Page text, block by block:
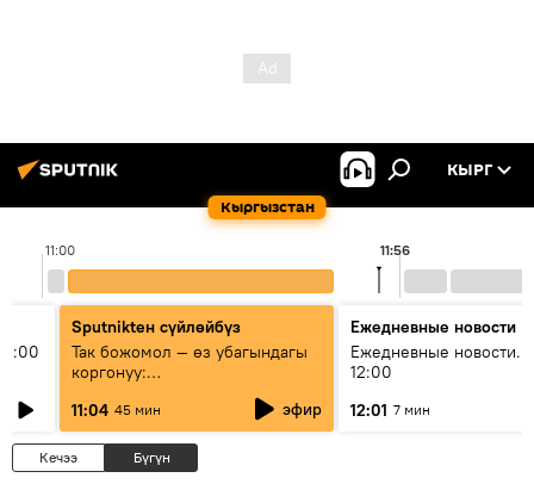
Кыргызстан
КЫРГ
11:00 11:56
Sputnikteн сүйлөйбүз
Так божомол — өз убагындагы
коргонуу:
гидрометеорологиялык кызмат
кантип өркүндөтүлүүдө
11:04 45 мин эфир
Ежедневные новости
Ежедневные новости.
12:00
12:01 7 мин
Кечээ Бүгүн